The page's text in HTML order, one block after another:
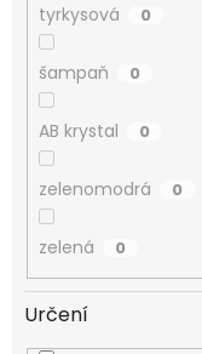
tyrkysová 0
šampaň 0
AB krystal 0
zelenomodrá 0
zelená 0
Určení